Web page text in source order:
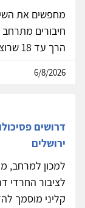
מחפשים את
חיבורים
הרך עד 18 שרוצים עניין והתפתחות
6/8/2026
דרושים
ירושלים
למכון למרחב,
לציבור החרדי
קליני מוסמך